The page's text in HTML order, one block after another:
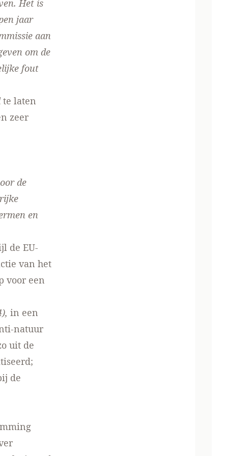
Het is
jaar
aan
om de
fout
te laten
zeer
de
en
de EU-
van het
voor een
in een
natuur
uit de
de